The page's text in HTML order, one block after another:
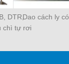
DTR,
chì tự rơi
Dao cách ly